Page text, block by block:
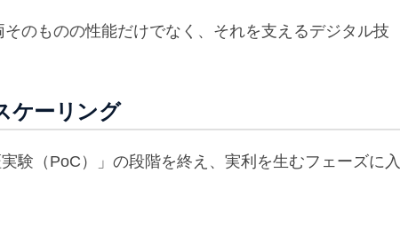
のものの性能だけでなく、それを支えるデジタル技
ケーリング
験（PoC）」の段階を終え、実利を生むフェーズに入